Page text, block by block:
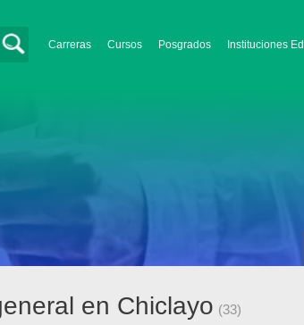
Carreras Cursos Posgrados Instituciones
en Chiclayo (33)